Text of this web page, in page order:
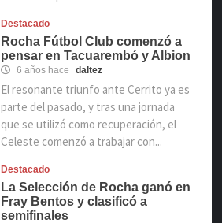
Destacado
Rocha Fútbol Club comenzó a
pensar en Tacuarembó y Albion
6 años hace daltez
El resonante triunfo ante Cerrito ya es
parte del pasado, y tras una jornada
que se utilizó como recuperación, el
Celeste comenzó a trabajar con...
Destacado
La Selección de Rocha ganó en
Fray Bentos y clasificó a
semifinales